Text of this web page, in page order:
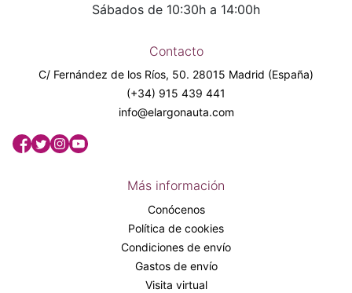
Sábados de 10:30h a 14:00h
Contacto
C/ Fernández de los Ríos, 50. 28015 Madrid (España)
(+34) 915 439 441
info@elargonauta.com
Más información
Conócenos
Política de cookies
Condiciones de envío
Gastos de envío
Visita virtual